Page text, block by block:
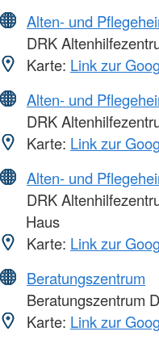
Alten- und
DRK
Karte: Link zur
Alten- und
DRK
Karte: Link zur
Alten- und
DRK
Haus
Karte: Link zur
Beratungszentrum
Beratungszentrum
Karte: Link zur